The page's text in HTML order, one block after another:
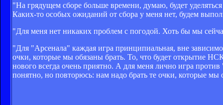
"На грядущем сборе больше времени, думаю, будет
Каких-то особых ожиданий от сбора у меня нет, будем
"Для меня нет никаких проблем с погодой. Хоть бы мы
"Для "Арсенала" каждая игра принципиальная, вне
очки, которые мы обязаны брать. То, что будет открытие
нового всегда очень приятно. А для меня лично игра
понятно, но повторюсь: нам надо брать те очки, которые мы